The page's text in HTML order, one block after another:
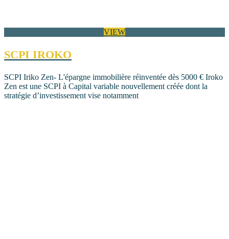
VIEW
SCPI IROKO
SCPI Iriko Zen- L'épargne immobilière réinventée dès 5000 € Iroko
Zen est une SCPI à Capital variable nouvellement créée dont la
stratégie d’investissement vise notamment